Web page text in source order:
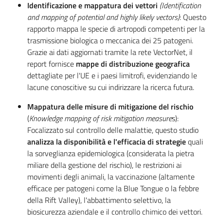
Identificazione e mappatura dei vettori (Identification
and mapping of potential and highly likely vectors): Questo
rapporto mappa le specie di artropodi competenti per la
trasmissione biologica o meccanica dei 25 patogeni.
Grazie ai dati aggiornati tramite la rete VectorNet, il
report fornisce mappe di distribuzione geografica
dettagliate per l'UE e i paesi limitrofi, evidenziando le
lacune conoscitive su cui indirizzare la ricerca futura.
Mappatura delle misure di mitigazione del rischio
(Knowledge mapping of risk mitigation measures):
Focalizzato sul controllo delle malattie, questo studio
analizza la disponibilità e l'efficacia di strategiequali
la sorveglianza epidemiologica (considerata la pietra
miliare della gestione del rischio), le restrizioni ai
movimenti degli animali, la vaccinazione (altamente
efficace per patogeni come la Blue Tongue o la febbre
della Rift Valley), l'abbattimento selettivo, la
biosicurezza aziendale e il controllo chimico dei vettori.